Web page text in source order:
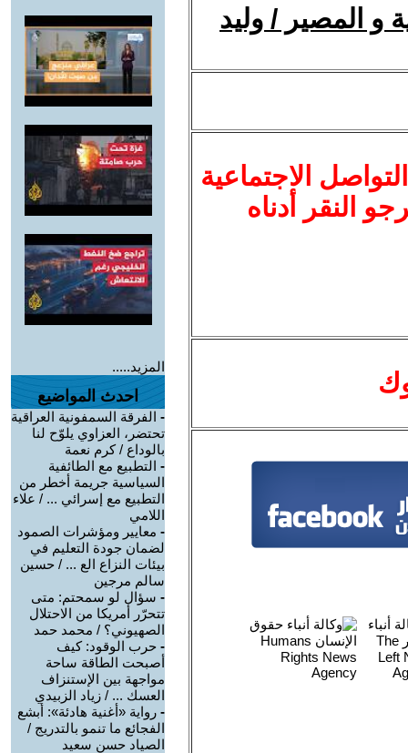
و المصير / وليد
الاجتماعية
النقر أدناه
المزيد.....
احدث المواضيع
- الفرقة السمفونية العراقية
تحتضر، العزاوي يلوّح لنا
بالوداع / كرم نعمة
- التطبيع مع الطائفية
السياسية جريمة أخطر من
التطبيع مع إسرائي ... / علاء
اللامي
- معايير ومؤشرات الصمود
لضمان جودة التعليم في
بيئات النزاع الع ... / حسين
سالم مرجين
- سؤال لو سمحتم: متى
تتحرّر أمريكا من الاحتلال
الصهيوني؟ / محمد حمد
- حرب الوقود: كيف
أصبحت الطاقة ساحة
مواجهة بين الإستنزاف
العسك ... / زياد الزبيدي
- رواية «أغنية هادئة»: أبشع
الفجائع ما تنمو بالتدريج /
الصياد حسن سعيد